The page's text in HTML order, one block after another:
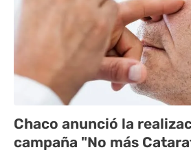
Chaco anunció la
campaña "No más